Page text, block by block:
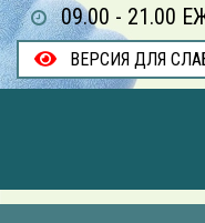
09.00 - 21.00
ВЕРСИЯ ДЛЯ